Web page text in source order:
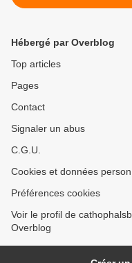
Hébergé par Overblog
Top articles
Pages
Contact
Signaler un abus
C.G.U.
Cookies et données
Préférences cookies
Voir le profil de
Overblog